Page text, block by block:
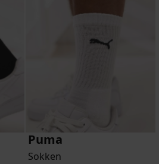
Puma
Sokken